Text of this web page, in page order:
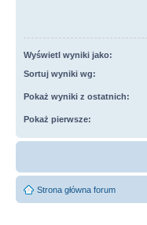
Wyświetl wyniki jako:
Sortuj wyniki wg:
Pokaż wyniki z ostatnich:
Pokaż pierwsze:
Strona główna forum